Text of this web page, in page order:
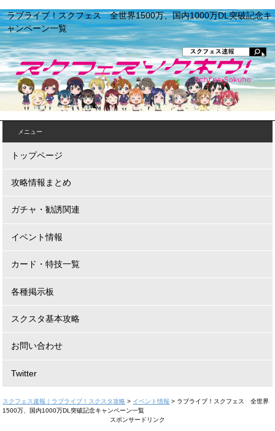
ラブライブ！スクフェス 全世界1500万、国内1000万DL突破記念キ
ャンペーン一覧
メニュー
トップページ
攻略情報まとめ
ガチャ・勧誘関連
イベント情報
カード・特技一覧
各種掲示板
スクスタ基本攻略
お問い合わせ
Twitter
スクフェス速報｜ラブライブ！スクスタ攻略 > イベント情報 > ラブライブ！スクフェス 全世界
1500万、国内1000万DL突破記念キャンペーン一覧
スポンサードリンク